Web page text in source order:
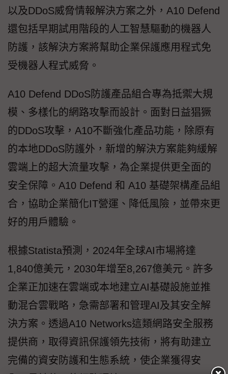
以及DDoS威脅情報解決方案之外，A10 Defend
還包括早期試用階段的人工智慧驅動的機器人
防護，該解決方案將幫助企業保護應用程式免
受機器人程式威脅。
A10 Defend DDoS防護產品組合專為抵禦大規
模、多樣化的網路攻擊而設計。面對日益猖獗
的DDoS攻擊，A10不斷強化產品功能，除原有
的本地DDoS防護外，新增的解決方案能夠緩解
雲端上的超大流量攻擊，為企業提供更全面的
安全保障。A10 Defend 和 A10 基礎架構產品組
合，協助企業簡化IT營運、降低風險，並帶來更
好的用戶體驗。
根據Statista預測，2024年全球AI市場將達
1,840億美元，2030年增至8,267億美元。許多
企業正加速在雲端或本地建立AI基礎設施並推
動混合雲戰略，急需部署和管理AI及其安全解
決方案。透過A10 Networks這類網路安全服務
提供商，取得資訊保護領先技術，將有助建立
完備的資安防護和生態系統，使企業獲得安